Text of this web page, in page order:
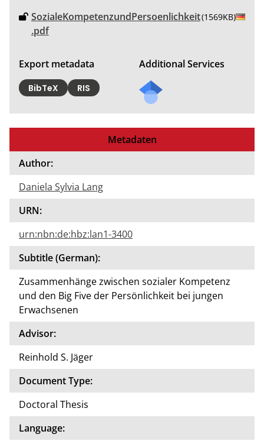
SozialeKompetenzundPersoenlichkeit
.pdf
(1569KB)
Export metadata
BibTeX RIS
Additional Services
Metadaten
Author:
Daniela Sylvia Lang
URN:
urn:nbn:de:hbz:lan1-3400
Subtitle (German):
Zusammenhänge zwischen sozialer Kompetenz
und den Big Five der Persönlichkeit bei jungen
Erwachsenen
Advisor:
Reinhold S. Jäger
Document Type:
Doctoral Thesis
Language: